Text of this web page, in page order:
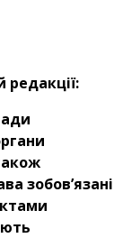
редакції:
зобов’язані